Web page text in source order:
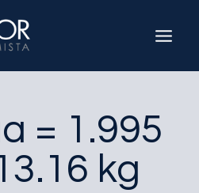
= 1.995
kg